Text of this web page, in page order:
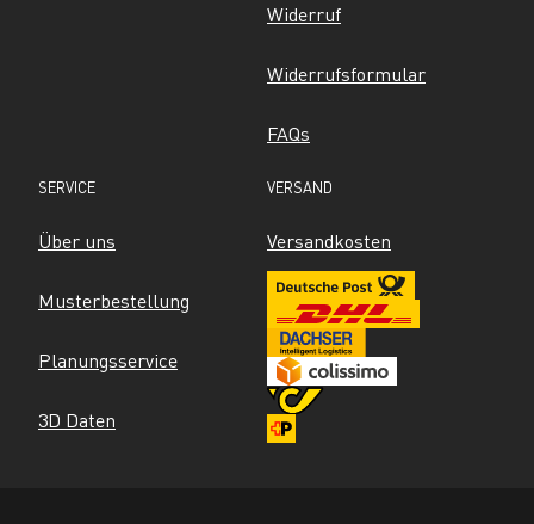
Widerruf
Widerrufsformular
FAQs
SERVICE
Über uns
Musterbestellung
Planungsservice
3D Daten
VERSAND
Versandkosten